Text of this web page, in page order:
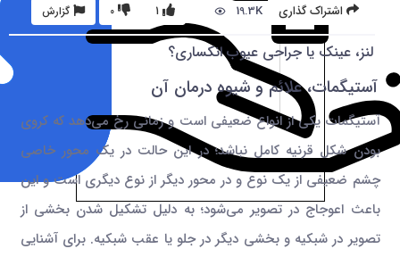
اشتراک گذاری 19.3K گزارش 0 1
لنز، عینک یا جراحی عیوب انکساری؟
آستیگمات، علائم و شیوه درمان آن
آستیگمات یکی از انواع ضعیفی است و زمانی رخ می‌دهد که کروی
بودن شکل قرنیه کامل نباشد؛ در این حالت در یک محور خاصی
چشم ضعیفی از یک نوع و در محور دیگر از نوع دیگری است و این
باعث اعوجاج در تصویر می‌شود؛ به دلیل تشکیل شدن بخشی از
تصویر در شبکیه و بخشی دیگر در جلو یا عقب شبکیه. برای آشنایی